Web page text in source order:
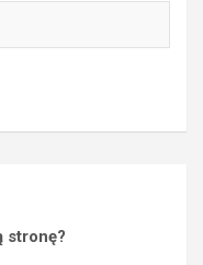
stronę?